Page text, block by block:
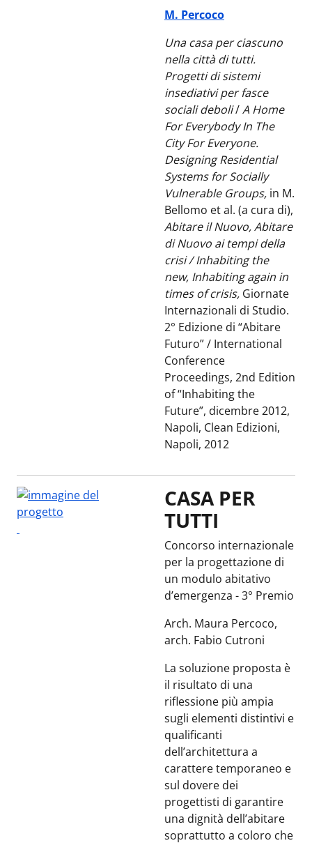
M. Percoco
Una casa per ciascuno
nella città di tutti.
Progetti di sistemi
insediativi per fasce
sociali deboli/A Home
For Everybody In The
City For Everyone.
Designing Residential
Systems for Socially
Vulnerable Groups, in M.
Bellomo et al. (a cura di),
Abitare il Nuovo, Abitare
di Nuovo ai tempi della
crisi / Inhabiting the
new, Inhabiting again in
times of crisis, Giornate
Internazionali di Studio.
2° Edizione di “Abitare
Futuro” / International
Conference
Proceedings, 2nd Edition
of “Inhabiting the
Future”, dicembre 2012,
Napoli, Clean Edizioni,
Napoli, 2012
CASA PER
TUTTI
Concorso internazionale
per la progettazione di
un modulo abitativo
d’emergenza - 3° Premio
Arch. Maura Percoco,
arch. Fabio Cutroni
La soluzione proposta è
il risultato di una
riflessione più ampia
sugli elementi distintivi e
qualificanti
dell’architettura a
carattere temporaneo e
sul dovere dei
progettisti di garantire
una dignità dell’abitare
soprattutto a coloro che